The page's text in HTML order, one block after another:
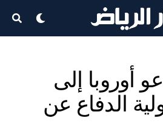
أوروبا إلى
الدفاع عن